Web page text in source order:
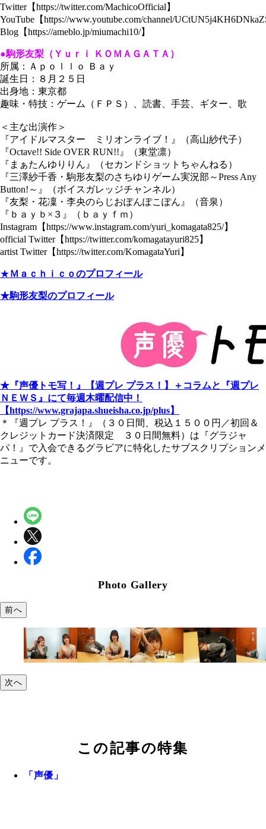
Twitter【https://twitter.com/MachicoOfficial】
YouTube【https://www.youtube.com/channel/
Blog【https://ameblo.jp/miumachi10/】
●駒形友梨（Ｙｕｒｉ ＫＯＭＡＧＡＴＡ）
所属：Ａｐｏｌｌｏ Ｂａｙ
誕生日：８月２５日
出身地：東京都
趣味・特技：ゲーム（ＦＰＳ）、読書、手芸、ギター、歌
＜主な出演作＞
『アイドルマスター ミリオンライブ！』（高山紗代子）
『Octave!! Side OVER RUN!!』（東堂凛）
『まぁたんゆりりん』（セカンドショットちゃんねる）
『三澤紗千香・駒形友梨のさちゆりゲーム実況部～Press Any
Button!～』（ボイスガレッジチャンネル）
『友梨・花凜・李央のらじおぽんぽこぽん』（音泉）
『ｂａｙｂ×３』（ｂａｙｆｍ）
Instagram【https://www.instagram.com/yuri_komagata825/】
official Twitter【https://twitter.com/komagatayuri825】
artist Twitter【https://twitter.com/KomagataYuri】
★Ｍａｃｈｉｃｏのプロフィール
★駒形友梨のプロフィール
★『声優トモ写！』【週プレ プラス！】＋コラムと『週プレ
ＮＥＷＳ』にて毎週木曜配信中！
【https://www.grajapa.shueisha.co.jp/plus】
＊『週プレ プラス！』（３０日間、税込１５００円／初回＆
クレジットカード決済限定 ３０日間無料）は『グラジャ
パ！』で入会できるグラビアに特化したサブスクリプションメ
ニューです。
Photo Gallery
前へ
次へ
この記事の特集
「声優」